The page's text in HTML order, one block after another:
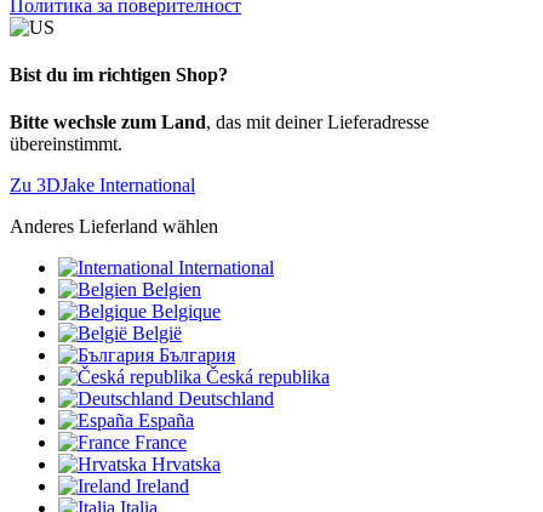
Политика за поверителност
Bist du im richtigen Shop?
Bitte wechsle zum Land, das mit deiner Lieferadresse
übereinstimmt.
Zu 3DJake International
Anderes Lieferland wählen
International
Belgien
Belgique
België
България
Česká republika
Deutschland
España
France
Hrvatska
Ireland